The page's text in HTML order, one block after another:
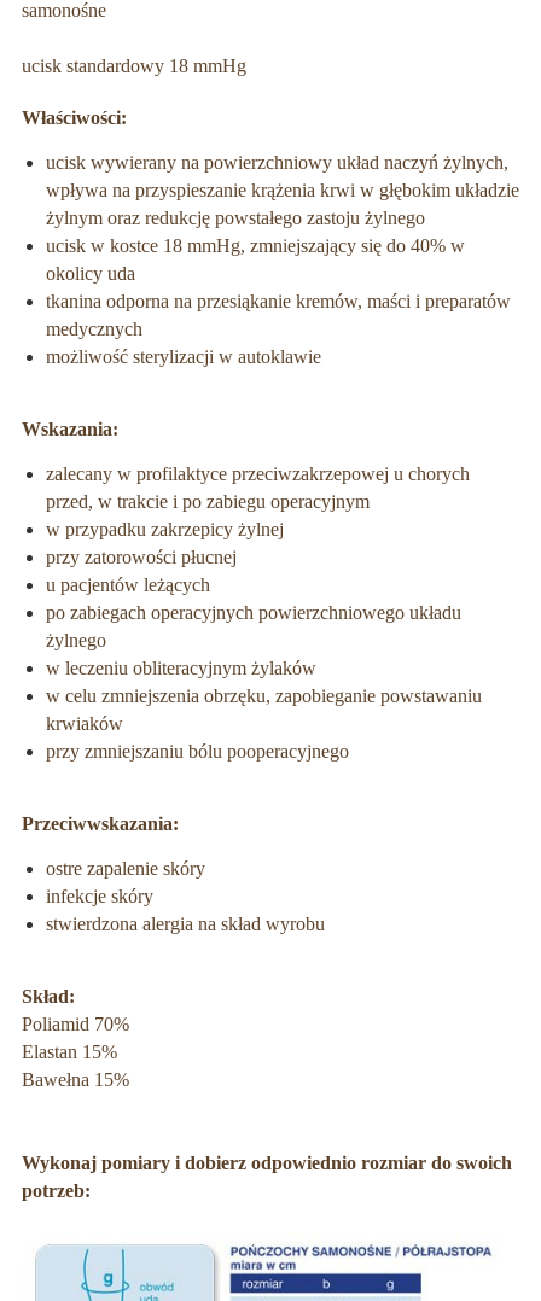
samonośne
ucisk standardowy 18 mmHg
Właściwości:
ucisk wywierany na powierzchniowy układ naczyń żylnych,
wpływa na przyspieszanie krążenia krwi w głębokim układzie
żylnym oraz redukcję powstałego zastoju żylnego
ucisk w kostce 18 mmHg, zmniejszający się do 40% w
okolicy uda
tkanina odporna na przesiąkanie kremów, maści i preparatów
medycznych
możliwość sterylizacji w autoklawie
Wskazania:
zalecany w profilaktyce przeciwzakrzepowej u chorych
przed, w trakcie i po zabiegu operacyjnym
w przypadku zakrzepicy żylnej
przy zatorowości płucnej
u pacjentów leżących
po zabiegach operacyjnych powierzchniowego układu
żylnego
w leczeniu obliteracyjnym żylaków
w celu zmniejszenia obrzęku, zapobieganie powstawaniu
krwiaków
przy zmniejszaniu bólu pooperacyjnego
Przeciwwskazania:
ostre zapalenie skóry
infekcje skóry
stwierdzona alergia na skład wyrobu
Skład:
Poliamid 70%
Elastan 15%
Bawełna 15%
Wykonaj pomiary i dobierz odpowiednio rozmiar do swoich
potrzeb: